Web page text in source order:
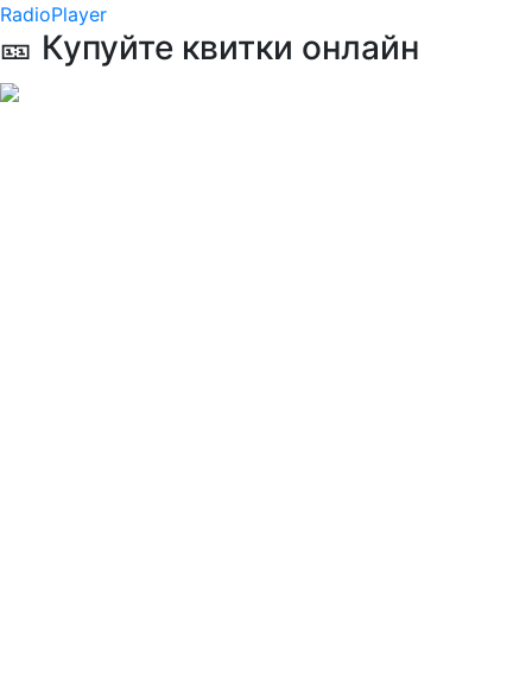
RadioPlayer
🎫 Купуйте квитки онлайн